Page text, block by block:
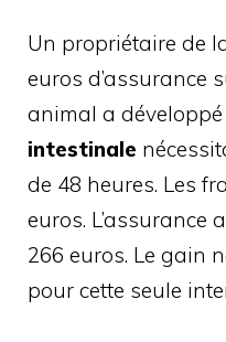
Un propriétaire de
euros d’assurance
animal a
intestinale
de 48 heures. Les
euros. L’assurance
266 euros. Le gain
pour cette seule